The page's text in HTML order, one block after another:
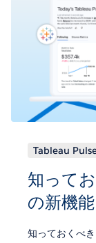
Tableau
知って
の新機
知っておくべ